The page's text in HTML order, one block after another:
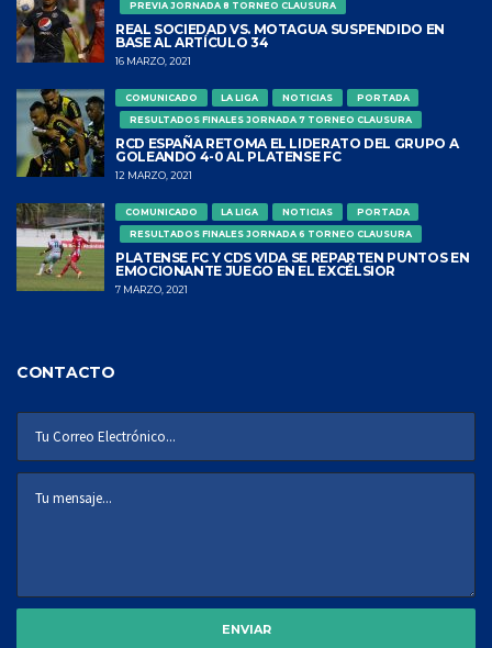
PREVIA JORNADA 8 TORNEO CLAUSURA
REAL SOCIEDAD VS. MOTAGUA SUSPENDIDO EN
BASE AL ARTÍCULO 34
16 MARZO, 2021
COMUNICADO LA LIGA NOTICIAS
PORTADA
RESULTADOS FINALES JORNADA 7 TORNEO CLAUSURA
RCD ESPAÑA RETOMA EL LIDERATO DEL GRUPO A
GOLEANDO 4-0 AL PLATENSE FC
12 MARZO, 2021
COMUNICADO LA LIGA NOTICIAS
PORTADA
RESULTADOS FINALES JORNADA 6 TORNEO CLAUSURA
PLATENSE FC Y CDS VIDA SE REPARTEN PUNTOS EN
EMOCIONANTE JUEGO EN EL EXCÉLSIOR
7 MARZO, 2021
CONTACTO